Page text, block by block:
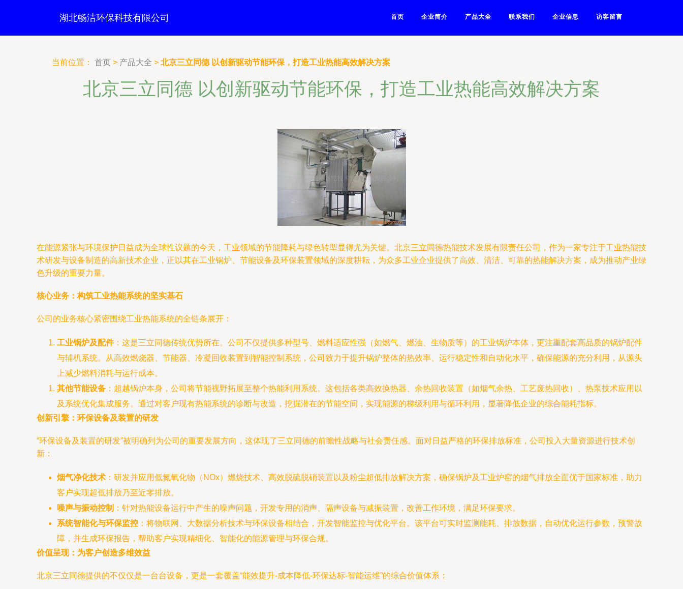
湖北畅洁环保科技有限公司 首页 企业简介 产品大全 联系我们 企业信息 访客留言
当前位置： 首页 > 产品大全 > 北京三立同德 以创新驱动节能环保，打造工业热能高效解决方案
北京三立同德 以创新驱动节能环保，打造工业热能高效解决方案
在能源紧张与环境保护日益成为全球性议题的今天，工业领域的节能降耗与绿色转型显得尤为关键。北京三立同德热能技术发展有限责任公司，作为一家专注于工业热能技
术研发与设备制造的高新技术企业，正以其在工业锅炉、节能设备及环保装置领域的深度耕耘，为众多工业企业提供了高效、清洁、可靠的热能解决方案，成为推动产业绿
色升级的重要力量。
核心业务：构筑工业热能系统的坚实基石
公司的业务核心紧密围绕工业热能系统的全链条展开：
工业锅炉及配件：这是三立同德传统优势所在。公司不仅提供多种型号、燃料适应性强（如燃气、燃油、生物质等）的工业锅炉本体，更注重配套高品质的锅炉配件
与辅机系统。从高效燃烧器、节能器、冷凝回收装置到智能控制系统，公司致力于提升锅炉整体的热效率、运行稳定性和自动化水平，确保能源的充分利用，从源头
上减少燃料消耗与运行成本。
其他节能设备 ：超越锅炉本身，公司将节能视野拓展至整个热能利用系统。这包括各类高效换热器、余热回收装置（如烟气余热、工艺废热回收）、热泵技术应用以
及系统优化集成服务。通过对客户现有热能系统的诊断与改造，挖掘潜在的节能空间，实现能源的梯级利用与循环利用，显著降低企业的综合能耗指标。
创新引擎：环保设备及装置的研发
“环保设备及装置的研发”被明确列为公司的重要发展方向，这体现了三立同德的前瞻性战略与社会责任感。面对日益严格的环保排放标准，公司投入大量资源进行技术创
新：
烟气净化技术 ：研发并应用低氮氧化物（NOx）燃烧技术、高效脱硫脱硝装置以及粉尘超低排放解决方案，确保锅炉及工业炉窑的烟气排放全面优于国家标准，助力
客户实现超低排放乃至近零排放。
噪声与振动控制 ：针对热能设备运行中产生的噪声问题，开发专用的消声、隔声设备与减振装置，改善工作环境，满足环保要求。
系统智能化与环保监控 ：将物联网、大数据分析技术与环保设备相结合，开发智能监控与优化平台。该平台可实时监测能耗、排放数据，自动优化运行参数，预警故
障，并生成环保报告，帮助客户实现精细化、智能化的能源管理与环保合规。
价值呈现：为客户创造多维效益
北京三立同德提供的不仅仅是一台台设备，更是一套覆盖“能效提升-成本降低-环保达标-智能运维”的综合价值体系：